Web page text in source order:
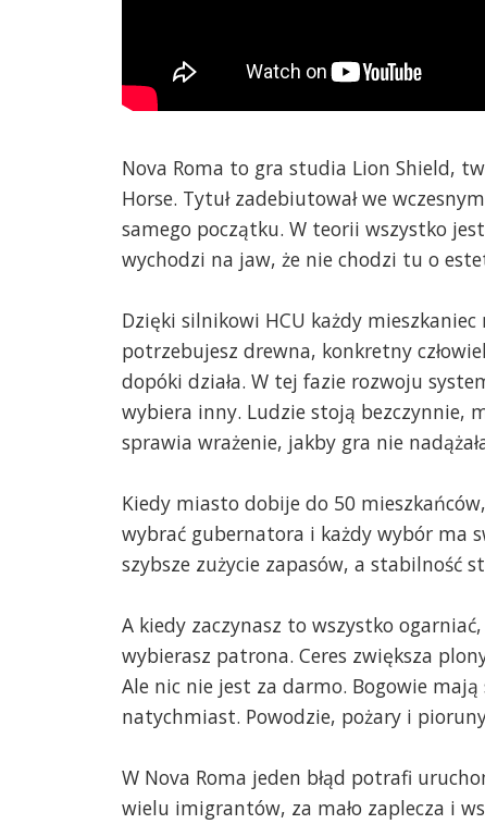
Nova Roma to gra studia Lion Shield,
Horse. Tytuł zadebiutował we
samego początku. W teorii wszystko
wychodzi na jaw, że nie chodzi tu o
Dzięki silnikowi HCU każdy
potrzebujesz drewna, konkretny
dopóki działa. W tej fazie rozwoju
wybiera inny. Ludzie stoją bezczynnie,
sprawia wrażenie, jakby gra nie
Kiedy miasto dobije do 50
wybrać gubernatora i każdy wybór ma
szybsze zużycie zapasów, a stabilność
A kiedy zaczynasz to wszystko
wybierasz patrona. Ceres zwiększa
Ale nic nie jest za darmo. Bogowie
natychmiast. Powodzie, pożary i
W Nova Roma jeden błąd potrafi
wielu imigrantów, za mało zaplecza i